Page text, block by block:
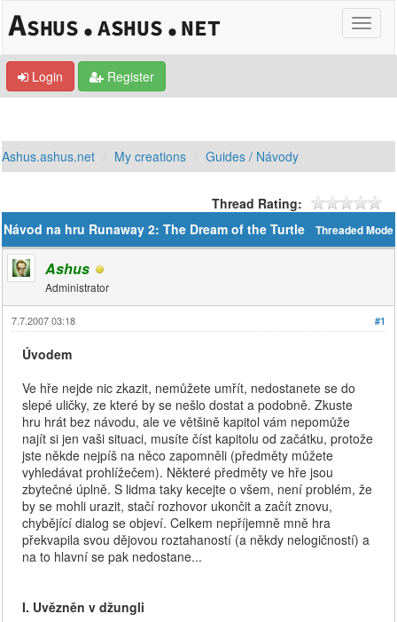
Login Register
Ashus.ashus.net My creations Guides / Návody
Thread Rating:
Threaded Mode
Návod na hru Runaway 2: The Dream of the Turtle
Ashus
Administrator
#1
7.7.2007 03:18
Úvodem
Ve hře nejde nic zkazit, nemůžete umřít, nedostanete se do
slepé uličky, ze které by se nešlo dostat a podobně. Zkuste
hru hrát bez návodu, ale ve většině kapitol vám nepomůže
najít si jen vaši situaci, musíte číst kapitolu od začátku, protože
jste někde nejpíš na něco zapomněli (předměty můžete
vyhledávat prohlížečem). Některé předměty ve hře jsou
zbytečné úplně. S lidma taky kecejte o všem, není problém, že
by se mohli urazit, stačí rozhovor ukončit a začít znovu,
chybějící dialog se objeví. Celkem nepříjemně mně hra
překvapila svou dějovou roztahaností (a někdy nelogičností) a
na to hlavní se pak nedostane...
I. Uvězněn v džungli